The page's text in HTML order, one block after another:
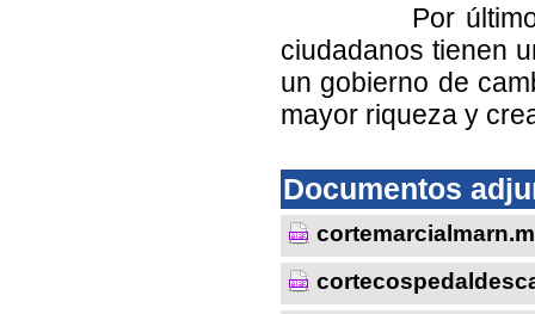
Por último,
ciudadanos tienen
un gobierno de
mayor riqueza y
Documentos